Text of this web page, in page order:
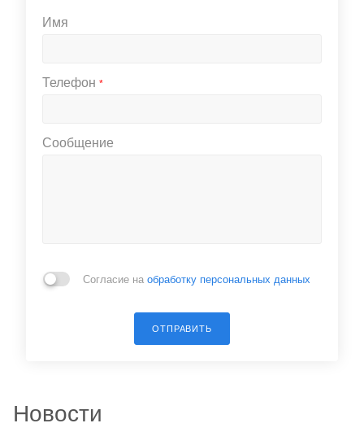
Имя
Телефон *
Сообщение
Согласие на обработку персональных данных
ОТПРАВИТЬ
Новости